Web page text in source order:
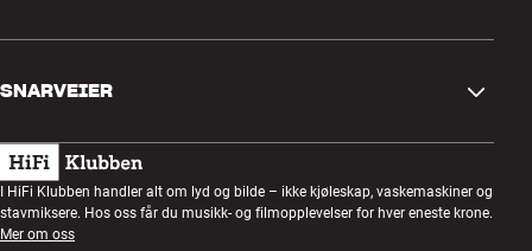
Retur og reklamasjon
Angre på bestilling
Handelsbetingelser
Personvernpolicy
Om oss
Kundeklubb
Lyttekveld
Konkurranser
SNARVEIER
Gavekort
Bygg med lyd
I HiFi Klubben handler alt om lyd og bilde – ikke kjøleskap, vaskemaskiner og
stavmiksere. Hos oss får du musikk- og filmopplevelser for hver eneste krone.
Mer om oss